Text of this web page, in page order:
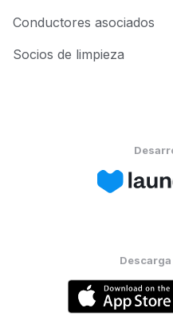
Conductores asociados
Socios de limpieza